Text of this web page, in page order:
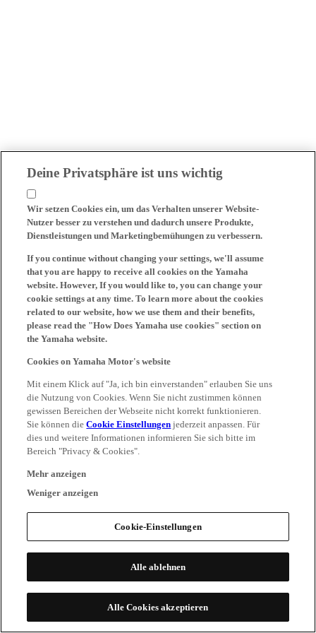
Deine Privatsphäre ist uns wichtig
Wir setzen Cookies ein, um das Verhalten unserer Website-
Nutzer besser zu verstehen und dadurch unsere Produkte,
Dienstleistungen und Marketingbemühungen zu verbessern.
If you continue without changing your settings, we'll assume
that you are happy to receive all cookies on the Yamaha
website. However, If you would like to, you can change your
cookie settings at any time. To learn more about the cookies
related to our website, how we use them and their benefits,
please read the "How Does Yamaha use cookies" section on
the Yamaha website.
Cookies on Yamaha Motor's website
Mit einem Klick auf "Ja, ich bin einverstanden" erlauben Sie uns
die Nutzung von Cookies. Wenn Sie nicht zustimmen können
gewissen Bereichen der Webseite nicht korrekt funktionieren.
Sie können dieCookie Einstellungen jederzeit anpassen. Für
dies und weitere Informationen informieren Sie sich bitte im
Bereich "Privacy & Cookies".
Mehr anzeigen
Weniger anzeigen
Cookie-Einstellungen
Alle ablehnen
Alle Cookies akzeptieren